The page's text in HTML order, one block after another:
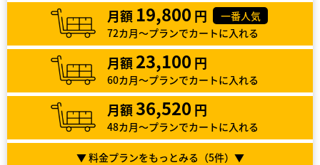
月額 19,800 円
一番人気
72カ月～プランでカートに入れる
月額 23,100 円
60カ月～プランでカートに入れる
月額36,520 円
48カ月～プランでカートに入れる
▼ 料金プランをもっとみる（5件）▼